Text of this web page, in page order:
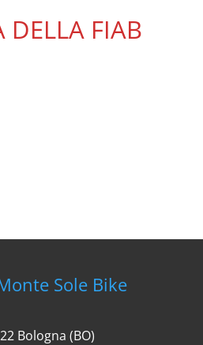
DELLA FIAB
Sole Bike
Bologna (BO)